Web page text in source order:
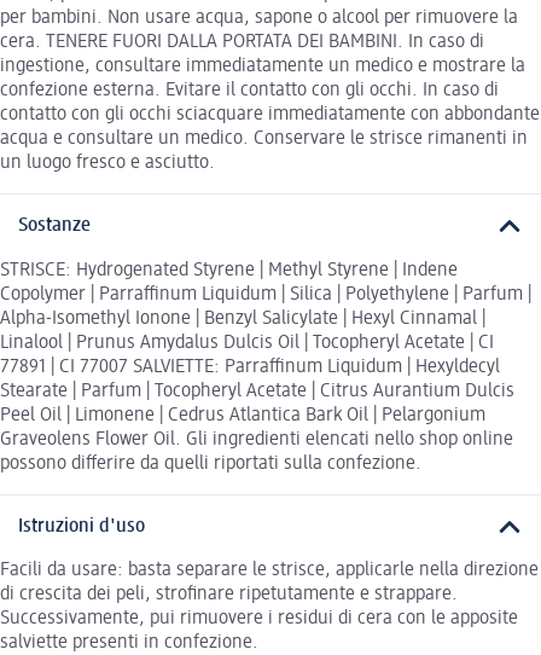
per bambini. Non usare acqua, sapone o alcool per rimuovere la
cera. TENERE FUORI DALLA PORTATA DEI BAMBINI. In caso di
ingestione, consultare immediatamente un medico e mostrare la
confezione esterna. Evitare il contatto con gli occhi. In caso di
contatto con gli occhi sciacquare immediatamente con abbondante
acqua e consultare un medico. Conservare le strisce rimanenti in
un luogo fresco e asciutto.
Sostanze
STRISCE: Hydrogenated Styrene | Methyl Styrene | Indene
Copolymer | Parraffinum Liquidum | Silica | Polyethylene | Parfum |
Alpha-Isomethyl Ionone | Benzyl Salicylate | Hexyl Cinnamal |
Linalool | Prunus Amydalus Dulcis Oil | Tocopheryl Acetate | CI
77891 | CI 77007 SALVIETTE: Parraffinum Liquidum | Hexyldecyl
Stearate | Parfum | Tocopheryl Acetate | Citrus Aurantium Dulcis
Peel Oil | Limonene | Cedrus Atlantica Bark Oil | Pelargonium
Graveolens Flower Oil. Gli ingredienti elencati nello shop online
possono differire da quelli riportati sulla confezione.
Istruzioni d'uso
Facili da usare: basta separare le strisce, applicarle nella direzione
di crescita dei peli, strofinare ripetutamente e strappare.
Successivamente, pui rimuovere i residui di cera con le apposite
salviette presenti in confezione.